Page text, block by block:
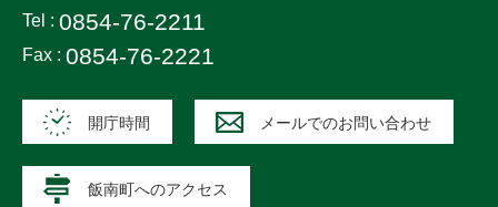
Tel : 0854-76-2211
Fax : 0854-76-2221
開庁時間 メールでのお問い合わせ
飯南町へのアクセス